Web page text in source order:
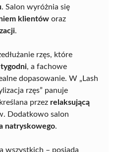
. Salon wyróżnia się
klientów oraz
.
rzęs, które
, a fachowe
dopasowanie. W „Lash
rzęs” panuje
przez relaksującą
Dodatkowo salon
natryskowego.
wszystkich – posiada